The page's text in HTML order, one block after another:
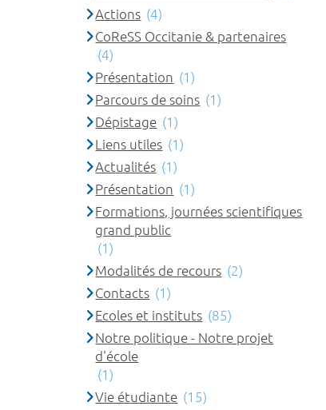
Actions (4)
CoReSS Occitanie & partenaires
(4)
Présentation (1)
Parcours de soins (1)
Dépistage (1)
Liens utiles (1)
Actualités (1)
Présentation (1)
Formations, journées scientifiques
grand public
(1)
Modalités de recours (2)
Contacts (1)
Ecoles et instituts (85)
Notre politique - Notre projet
d'école
(1)
Vie étudiante (15)